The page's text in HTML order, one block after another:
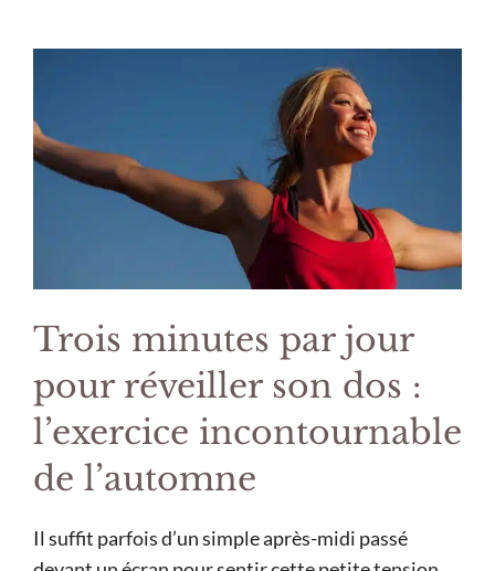
Trois minutes par jour
pour réveiller son dos :
l’exercice incontournable
de l’automne
Il suffit parfois d’un simple après-midi passé